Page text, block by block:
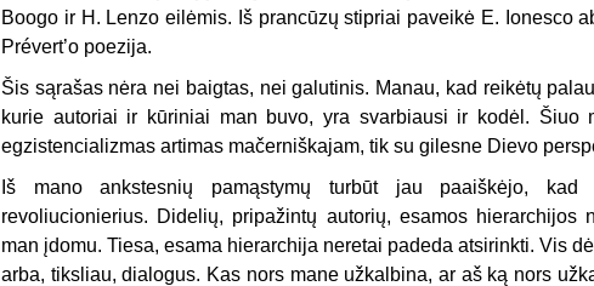
Boogo ir H. Lenzo eilėmis. Iš prancūzų stipriai paveikė E. Ionesco
Prévert’o poezija.
Šis sąrašas nėra nei baigtas, nei galutinis. Manau, kad reikėtų
kurie autoriai ir kūriniai man buvo, yra svarbiausi ir kodėl. Šiuo
egzistencializmas artimas mačerniškajam, tik su gilesne Dievo
Iš mano ankstesnių pamąstymų turbūt jau paaiškėjo,
revoliucionierius. Didelių, pripažintų autorių, esamos hierarchijos
man įdomu. Tiesa, esama hierarchija neretai padeda atsirinkti. Vis
arba, tiksliau, dialogus. Kas nors mane užkalbina, ar aš ką nors